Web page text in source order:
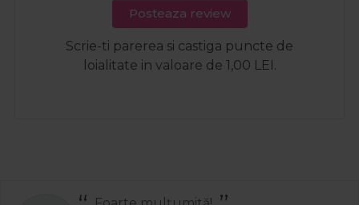
Posteaza review
Scrie-ti parerea si castiga puncte de
loialitate in valoare de 1,00 LEI.